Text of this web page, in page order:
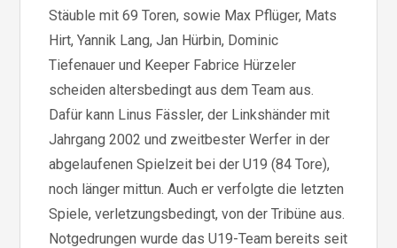
Stäuble mit 69 Toren, sowie Max Pflüger, Mats
Hirt, Yannik Lang, Jan Hürbin, Dominic
Tiefenauer und Keeper Fabrice Hürzeler
scheiden altersbedingt aus dem Team aus.
Dafür kann Linus Fässler, der Linkshänder mit
Jahrgang 2002 und zweitbester Werfer in der
abgelaufenen Spielzeit bei der U19 (84 Tore),
noch länger mittun. Auch er verfolgte die letzten
Spiele, verletzungsbedingt, von der Tribüne aus.
Notgedrungen wurde das U19-Team bereits seit